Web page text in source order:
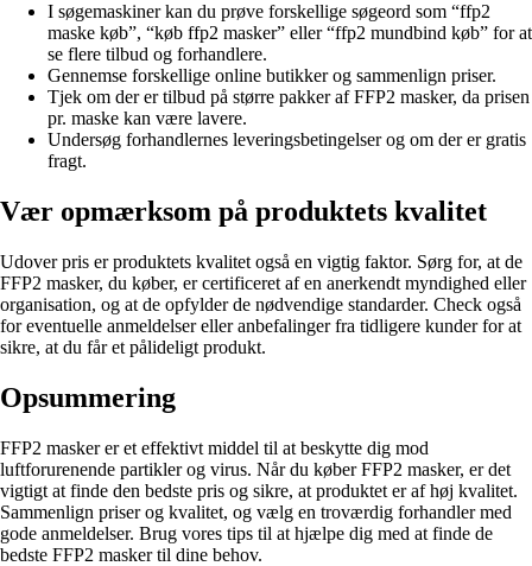
I søgemaskiner kan du prøve forskellige søgeord som “ffp2
maske køb”, “køb ffp2 masker” eller “ffp2 mundbind køb” for at
se flere tilbud og forhandlere.
Gennemse forskellige online butikker og sammenlign priser.
Tjek om der er tilbud på større pakker af FFP2 masker, da prisen
pr. maske kan være lavere.
Undersøg forhandlernes leveringsbetingelser og om der er gratis
fragt.
Vær opmærksom på produktets kvalitet
Udover pris er produktets kvalitet også en vigtig faktor. Sørg for, at de
FFP2 masker, du køber, er certificeret af en anerkendt myndighed eller
organisation, og at de opfylder de nødvendige standarder. Check også
for eventuelle anmeldelser eller anbefalinger fra tidligere kunder for at
sikre, at du får et pålideligt produkt.
Opsummering
FFP2 masker er et effektivt middel til at beskytte dig mod
luftforurenende partikler og virus. Når du køber FFP2 masker, er det
vigtigt at finde den bedste pris og sikre, at produktet er af høj kvalitet.
Sammenlign priser og kvalitet, og vælg en troværdig forhandler med
gode anmeldelser. Brug vores tips til at hjælpe dig med at finde de
bedste FFP2 masker til dine behov.